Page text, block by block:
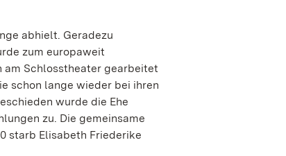
abhielt. Geradezu
zum europaweit
am Schlosstheater gearbeitet
schon lange wieder bei ihren
wurde die Ehe
zu. Die gemeinsame
starb Elisabeth Friederike